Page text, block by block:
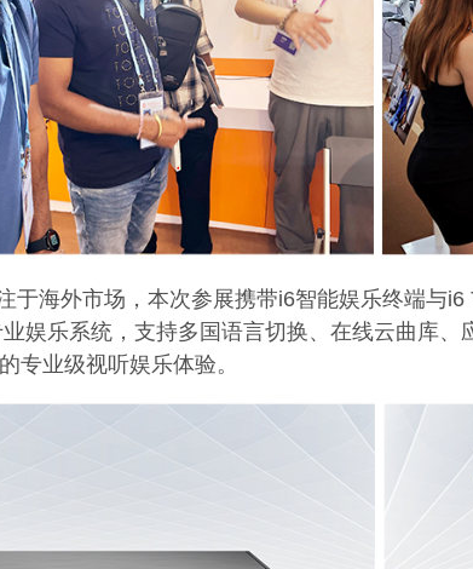
于海外市场，本次参展携带i6智能娱乐终端与
娱乐系统，支持多国语言切换、在线云曲库
专业级视听娱乐体验。